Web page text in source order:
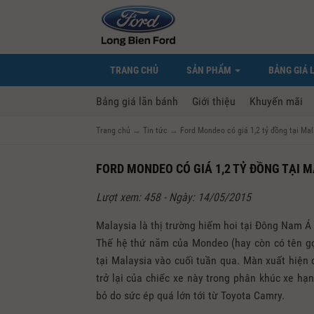
TRANG CHỦ SẢN PHẨM BẢNG GIÁ
Bảng giá lăn bánh Giới thiệu Khuyến mãi
Trang chủ → Tin tức → Ford Mondeo có giá 1,2 tỷ đồng tại
FORD MONDEO CÓ GIÁ 1,2 TỶ ĐỒNG TẠI
Lượt xem: 458 - Ngày: 14/05/2015
Malaysia là thị trường hiếm hoi tại Đông Nam
Thế hệ thứ năm của Mondeo (hay còn có tên
tại Malaysia vào cuối tuần qua. Màn xuất
trở lại của chiếc xe này trong phân khúc xe
bỏ do sức ép quá lớn tới từ Toyota Camry.